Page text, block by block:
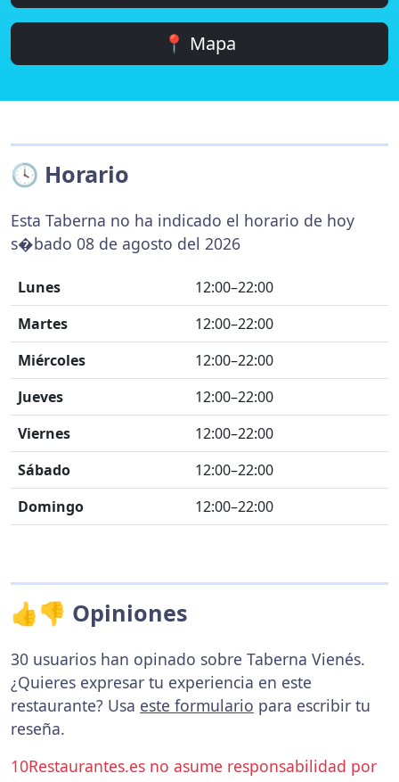
📍 Mapa
🕓 Horario
Esta Taberna no ha indicado el horario de hoy
s�bado 08 de agosto del 2026
Lunes
12:00–22:00
Martes
12:00–22:00
Miércoles
12:00–22:00
Jueves
12:00–22:00
Viernes
12:00–22:00
Sábado
12:00–22:00
Domingo
12:00–22:00
👍👎 Opiniones
30 usuarios han opinado sobre Taberna Vienés.
¿Quieres expresar tu experiencia en este
restaurante? Usa este formulario para escribir tu
reseña.
10Restaurantes.es no asume responsabilidad por